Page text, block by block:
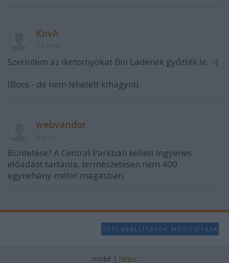
KovA
Szerintem az iketornyokat Bin Ladenék győzték le. :-)
(Bocs - de nem lehetett kihagyni)
webvandor
Büntetése? A Central Parkban kellett ingyenes
előadást tartania, természetesen nem 400
egynehány méter magasban.
SÜTI BEÁLLÍTÁSOK MÓDOSÍTÁSA
mobil | teljes